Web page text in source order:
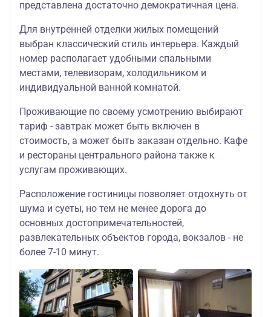
Профит 3*или
завтрак
континентальный
исторический центр
7-9 минут пешком до
Кремля
19 500 18 500
исторический центр
города
19 500 18 500
Центр 4*или
аналогичная
представлена достаточно демократичная цена.
Для внутренней отделки жилых помещений
выбран классический стиль интерьера. Каждый
номер располагает удобными спальными
местами, телевизорам, холодильником и
индивидуальной ванной комнатой.
Проживающие по своему усмотрению выбирают
тариф - завтрак может быть включен в
стоимость, а может быть заказан отдельно. Кафе
и рестораны центрального района также к
услугам проживающих.
Расположение гостиницы позволяет отдохнуть от
шума и суеты, но тем не менее дорога до
основных достопримечательностей,
развлекательных объектов города, вокзалов - не
более 7-10 минут.